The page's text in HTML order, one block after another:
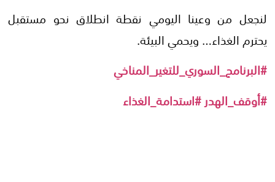
لنجعل من وعينا اليومي نقطة انطلاق نحو مستقبل
يحترم الغذاء… ويحمي البيئة.
#البرنامج_السوري_للتغير_المناخي
#أوقف_الهدر#استدامة_الغذاء